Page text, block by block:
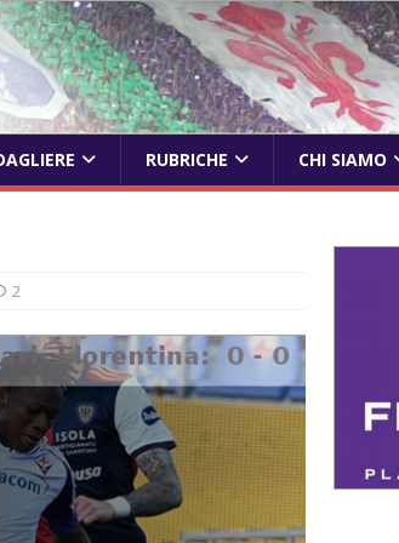
RUBRICHE CHI SIAMO
2